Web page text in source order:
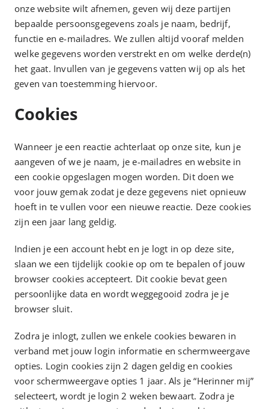
onze website wilt afnemen, geven wij deze partijen
bepaalde persoonsgegevens zoals je naam, bedrijf,
functie en e-mailadres. We zullen altijd vooraf melden
welke gegevens worden verstrekt en om welke derde(n)
het gaat. Invullen van je gegevens vatten wij op als het
geven van toestemming hiervoor.
Cookies
Wanneer je een reactie achterlaat op onze site, kun je
aangeven of we je naam, je e-mailadres en website in
een cookie opgeslagen mogen worden. Dit doen we
voor jouw gemak zodat je deze gegevens niet opnieuw
hoeft in te vullen voor een nieuwe reactie. Deze cookies
zijn een jaar lang geldig.
Indien je een account hebt en je logt in op deze site,
slaan we een tijdelijk cookie op om te bepalen of jouw
browser cookies accepteert. Dit cookie bevat geen
persoonlijke data en wordt weggegooid zodra je je
browser sluit.
Zodra je inlogt, zullen we enkele cookies bewaren in
verband met jouw login informatie en schermweergave
opties. Login cookies zijn 2 dagen geldig en cookies
voor schermweergave opties 1 jaar. Als je “Herinner mij”
selecteert, wordt je login 2 weken bewaart. Zodra je